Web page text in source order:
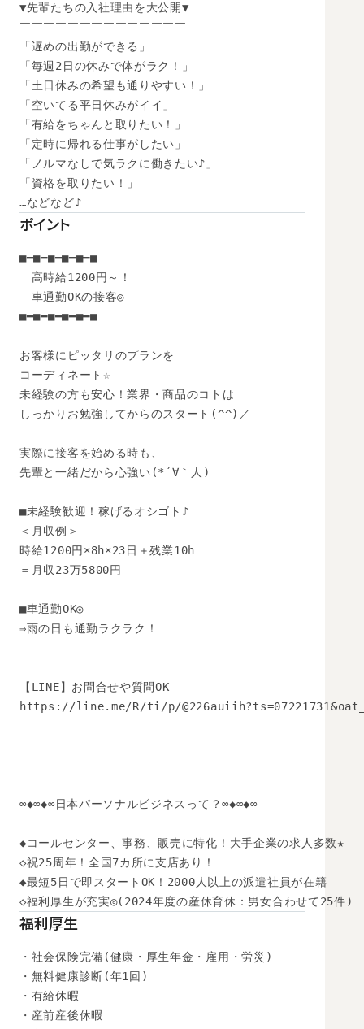
▼先輩たちの入社理由を大公開▼
￣￣￣￣￣￣￣￣￣￣￣￣￣￣
「遅めの出勤ができる」
「毎週2日の休みで体がラク！」
「土日休みの希望も通りやすい！」
「空いてる平日休みがイイ」
「有給をちゃんと取りたい！」
「定時に帰れる仕事がしたい」
「ノルマなしで気ラクに働きたい♪」
「資格を取りたい！」
…などなど♪
ポイント
■━■━■━■━■━■
高時給1200円～！
車通勤OKの接客◎
■━■━■━■━■━■
お客様にピッタリのプランを
コーディネート☆
未経験の方も安心！業界・商品のコトは
しっかりお勉強してからのスタート(^^)／
実際に接客を始める時も、
先輩と一緒だから心強い(*´∀｀人)
■未経験歓迎！稼げるオシゴト♪
＜月収例＞
時給1200円×8h×23日＋残業10h
＝月収23万5800円
■車通勤OK◎
⇒雨の日も通勤ラクラク！
【LINE】お問合せや質問OK
https://line.me/R/ti/p/
∞◆∞◆∞日本パーソナルビジネスって？∞◆∞◆∞
◆コールセンター、事務、販売に特化！大手企業の求人多数★
◇祝25周年！全国7カ所に支店あり！
◆最短5日で即スタートOK！2000人以上の派遣社員が在籍
◇福利厚生が充実◎(2024年度の産休育休：男女合わせて25件)
福利厚生
・社会保険完備(健康・厚生年金・雇用・労災)
・無料健康診断(年1回)
・有給休暇
・産前産後休暇